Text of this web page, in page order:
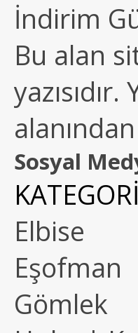
İndirim
Bu alan
Sosyal
Elbise
Eşofman
Gömlek